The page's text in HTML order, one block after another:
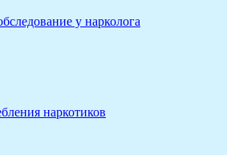
у нарколога
наркотиков